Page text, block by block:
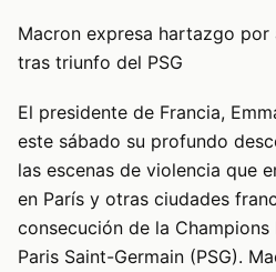
Macron expresa hartazgo
tras triunfo del PSG
El presidente de Francia,
este sábado su profundo
las escenas de violencia que
en París y otras ciudades
consecución de la
Paris Saint-Germain (PSG).